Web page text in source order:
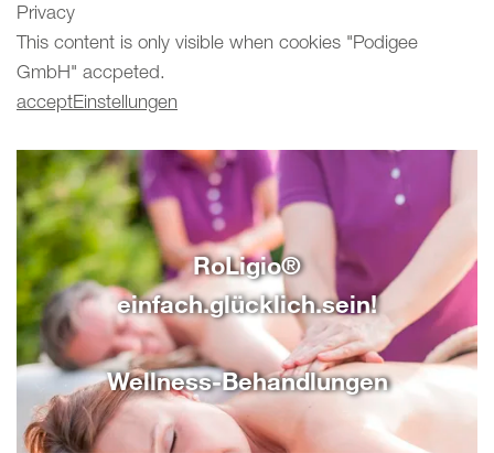
Privacy
This content is only visible when cookies "Podigee
GmbH" accpeted.
acceptEinstellungen
RoLigio®
einfach.glücklich.sein!
Wellness-Behandlungen